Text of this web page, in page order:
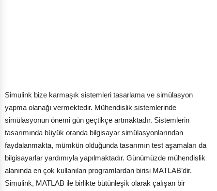
Simulink bize karmaşık sistemleri tasarlama ve simülasyon
yapma olanağı vermektedir. Mühendislik sistemlerinde
simülasyonun önemi gün geçtikçe artmaktadır. Sistemlerin
tasarımında büyük oranda bilgisayar simülasyonlarından
faydalanmakta, mümkün olduğunda tasarımın test aşamaları da
bilgisayarlar yardımıyla yapılmaktadır. Günümüzde mühendislik
alanında en çok kullanılan programlardan birisi MATLAB’dir.
Simulink, MATLAB ile birlikte bütünleşik olarak çalışan bir